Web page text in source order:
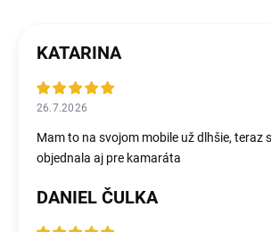
KATARINA
26.7.2026
Mam to na svojom mobile už dlhšie, teraz
objednala aj pre kamaráta
DANIEL ČULKA